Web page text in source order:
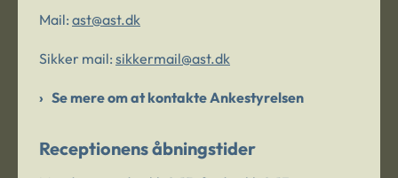
Mail: ast@ast.dk
Sikker mail: sikkermail@ast.dk
Se mere om at kontakte Ankestyrelsen
Receptionens åbningstider